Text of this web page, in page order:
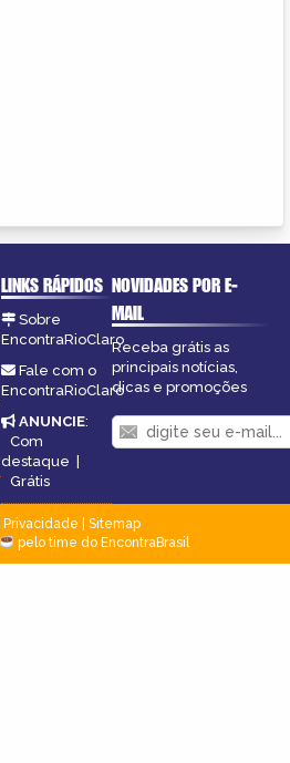
LINKS RÁPIDOS
Sobre
EncontraRioClaro
Fale com o
EncontraRioClaro
ANUNCIE:
Com
destaque |
Grátis
NOVIDADES POR E-
MAIL
Receba grátis as
principais notícias,
dicas e promoções
Privacidade
Sitemap
pelo time do EncontraBrasil